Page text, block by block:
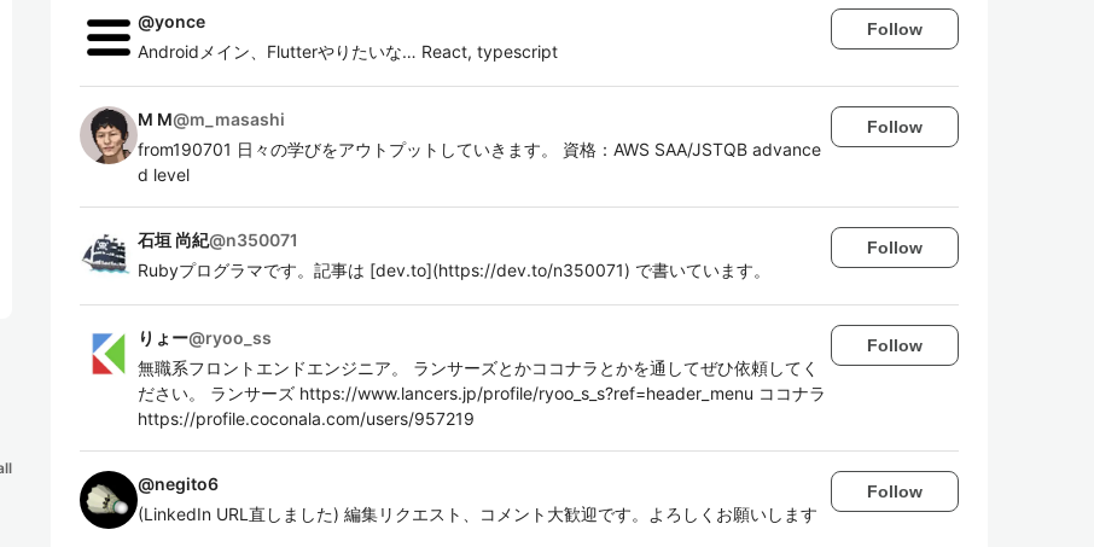
@yonce
Androidメイン、Flutterやりたいな… React, typescript
Follow
M M@m_masashi
from190701 日々の学びをアウトプットしていきます。 資格：AWS SAA/JSTQB advance
d level
Follow
石垣 尚紀@n350071
Rubyプログラマです。記事は [dev.to](https://dev.to/n350071) で書いています。
Follow
りょー@ryoo_ss
無職系フロントエンドエンジニア。 ランサーズとかココナラとかを通してぜひ依頼してく
ださい。 ランサーズ https://www.lancers.jp/profile/ryoo_s_s?ref=header_menu ココナラ
https://profile.coconala.com/users/957219
Follow
@negito6
(LinkedIn URL直しました) 編集リクエスト、コメント大歓迎です。よろしくお願いします
Follow